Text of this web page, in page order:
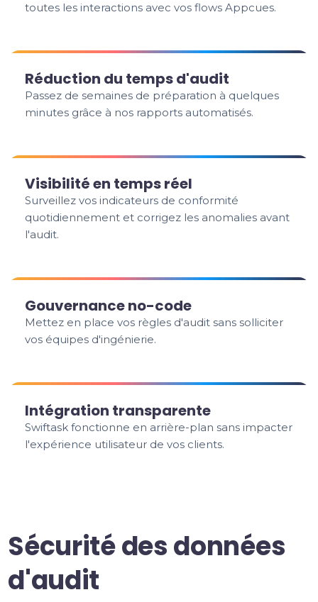
toutes les interactions avec vos flows Appcues.
Réduction du temps d'audit
Passez de semaines de préparation à quelques
minutes grâce à nos rapports automatisés.
Visibilité en temps réel
Surveillez vos indicateurs de conformité
quotidiennement et corrigez les anomalies avant
l'audit.
Gouvernance no-code
Mettez en place vos règles d'audit sans solliciter
vos équipes d'ingénierie.
Intégration transparente
Swiftask fonctionne en arrière-plan sans impacter
l'expérience utilisateur de vos clients.
Sécurité des données
d'audit